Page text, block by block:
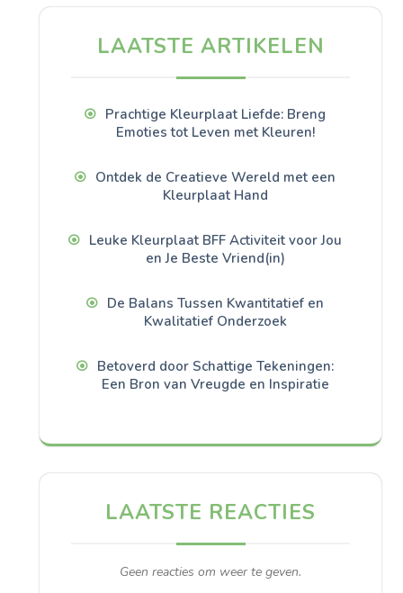
LAATSTE ARTIKELEN
Prachtige Kleurplaat Liefde: Breng
Emoties tot Leven met Kleuren!
Ontdek de Creatieve Wereld met een
Kleurplaat Hand
Leuke Kleurplaat BFF Activiteit voor Jou
en Je Beste Vriend(in)
De Balans Tussen Kwantitatief en
Kwalitatief Onderzoek
Betoverd door Schattige Tekeningen:
Een Bron van Vreugde en Inspiratie
LAATSTE REACTIES
Geen reacties om weer te geven.